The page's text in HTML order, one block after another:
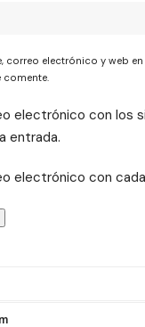
correo electrónico y web
comente.
electrónico con los
entrada.
electrónico con